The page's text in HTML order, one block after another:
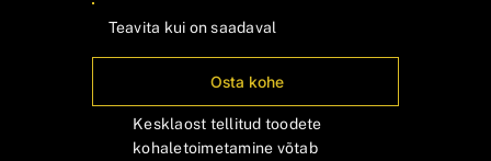
Teavita kui on saadaval
Osta kohe
Kesklaost tellitud toodete
kohaletoimetamine võtab